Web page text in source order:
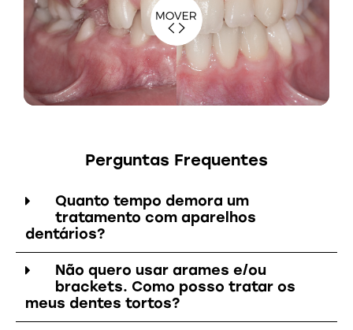
Perguntas Frequentes
Quanto tempo demora um
tratamento com aparelhos
dentários?
Não quero usar arames e/ou
brackets. Como posso tratar os
meus dentes tortos?